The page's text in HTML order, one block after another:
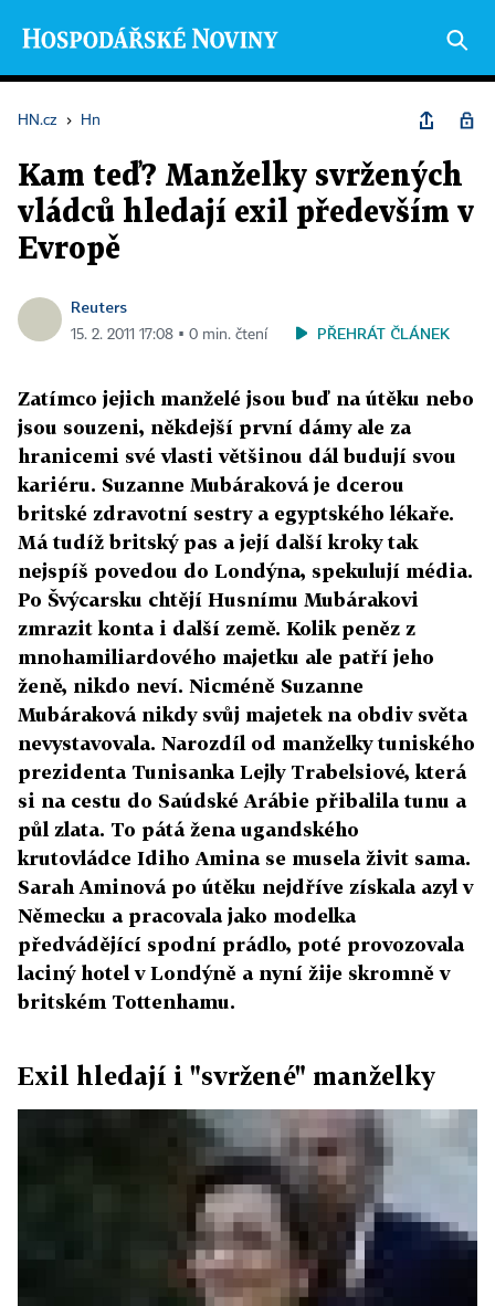
HN.cz › Hn
Kam teď? Manželky svržených
vládců hledají exil především v
Evropě
Reuters
15. 2. 2011 17:08 ▪ 0 min. čtení PŘEHRÁT ČLÁNEK
Zatímco jejich manželé jsou buď na útěku nebo
jsou souzeni, někdejší první dámy ale za
hranicemi své vlasti většinou dál budují svou
kariéru. Suzanne Mubáraková je dcerou
britské zdravotní sestry a egyptského lékaře.
Má tudíž britský pas a její další kroky tak
nejspíš povedou do Londýna, spekulují média.
Po Švýcarsku chtějí Husnímu Mubárakovi
zmrazit konta i další země. Kolik peněz z
mnohamiliardového majetku ale patří jeho
ženě, nikdo neví. Nicméně Suzanne
Mubáraková nikdy svůj majetek na obdiv světa
nevystavovala. Narozdíl od manželky tuniského
prezidenta Tunisanka Lejly Trabelsiové, která
si na cestu do Saúdské Arábie přibalila tunu a
půl zlata. To pátá žena ugandského
krutovládce Idiho Amina se musela živit sama.
Sarah Aminová po útěku nejdříve získala azyl v
Německu a pracovala jako modelka
předvádějící spodní prádlo, poté provozovala
laciný hotel v Londýně a nyní žije skromně v
britském Tottenhamu.
Exil hledají i "svržené" manželky